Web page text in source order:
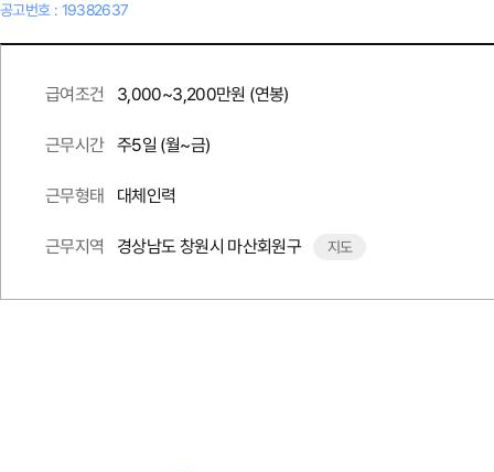
공고번호 : 19382637
급여조건 3,000~3,200만원 (연봉)
근무시간 주5일 (월~금)
근무형태 대체인력
근무지역 경상남도 창원시 마산회원구 지도